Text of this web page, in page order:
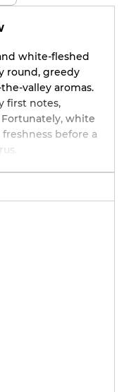
white-fleshed
round, greedy
valley aromas.
first notes,
white
before a